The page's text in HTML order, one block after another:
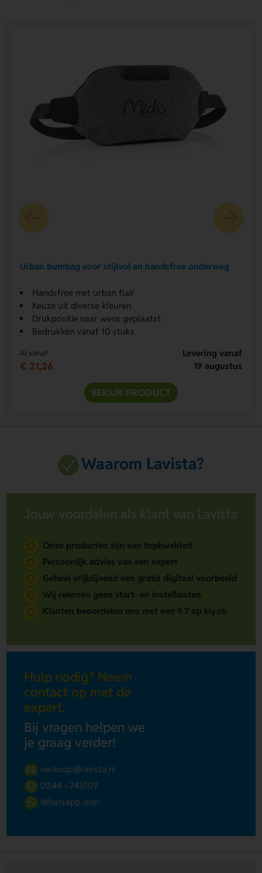
Urban bumbag voor stijlvol en handsfree onderweg
Handsfree met urban flair
Keuze uit diverse kleuren
Drukpositie naar wens geplaatst
Bedrukken vanaf 10 stuks
Al vanaf
€ 21,26
Levering vanaf
19 augustus
BEKIJK PRODUCT
Waarom Lavista?
Jouw voordelen als klant van Lavista
Onze producten zijn van topkwaliteit
Persoonlijk advies van een expert
Geheel vrijblijvend een gratis digitaal voorbeeld
Wij rekenen geen start- en instelkosten
Klanten beoordelen ons met een 9.7 op kiyoh
Hulp nodig? Neem
contact op met de
expert.
Bij vragen helpen we
je graag verder!
verkoop@lavista.nl
0344 - 745109
Whatsapp ons!